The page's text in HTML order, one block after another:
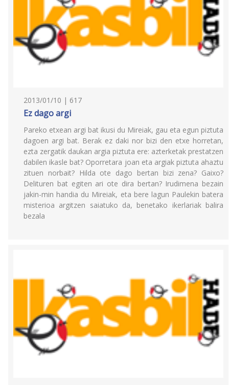
2013/01/10 | 617
Ez dago argi
Pareko etxean argi bat ikusi du Mireiak, gau eta egun piztuta
dagoen argi bat. Berak ez daki nor bizi den etxe horretan,
ezta zergatik daukan argia piztuta ere: azterketak prestatzen
dabilen ikasle bat? Oporretara joan eta argiak piztuta ahaztu
zituen norbait? Hilda ote dago bertan bizi zena? Gaixo?
Delituren bat egiten ari ote dira bertan? Irudimena bezain
jakin-min handia du Mireiak, eta bere lagun Paulekin batera
misterioa argitzen saiatuko da, benetako ikerlariak balira
bezala